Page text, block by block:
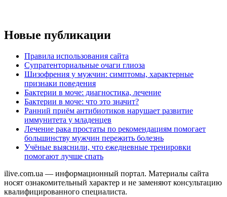
Новые публикации
Правила использования сайта
Супратенториальные очаги глиоза
Шизофрения у мужчин: симптомы, характерные
признаки поведения
Бактерии в моче: диагностика, лечение
Бактерии в моче: что это значит?
Ранний приём антибиотиков нарушает развитие
иммунитета у младенцев
Лечение рака простаты по рекомендациям помогает
большинству мужчин пережить болезнь
Учёные выяснили, что ежедневные тренировки
помогают лучше спать
ilive.com.ua — информационный портал. Материалы сайта
носят ознакомительный характер и не заменяют консультацию
квалифицированного специалиста.